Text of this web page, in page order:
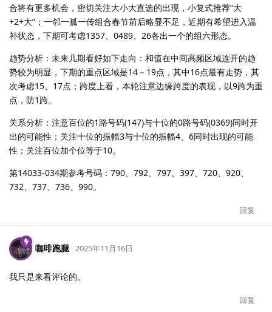
合将有更多机会，密切关注大小大直选的出现，小复式推荐“大
+2+大”；一邻一孤一传组合春节前后略显不足，近期有希望进入温
补状态，下期可考虑1357、0489、26各出一个的组六形态。
趋势分析：未来几期看好如下走向：和值在中间高频区域连开的趋
势较为明显，下期的重点区域是14－19点，其中16点最有走势，其
次考虑15、17点；跨度上看，本轮注意边缘跨度的表现，以9跨为重
点，防1跨。
关系分析：注意百位的1路号码(147)与十位的0路号码(0369)同时开
出的可能性；关注十位的振幅3与十位的振幅4、6同时出现的可能
性；关注百位加个位等于10。
第14033-034期参考号码：790、792、797、397、720、920、
732、737、736、990。
回复
咖啡跑腿 2025年11月16日
我只是来看评论的。
回复